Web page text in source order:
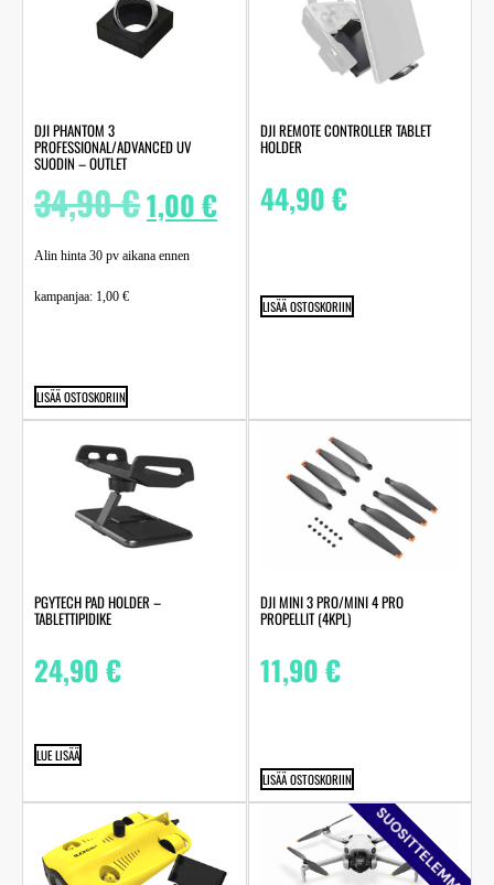
DJI PHANTOM 3
PROFESSIONAL/ADVANCED UV
SUODIN – OUTLET
34,90€1,00€
Alin hinta 30 pv aikana ennen
kampanjaa: 1,00 €
LISÄÄ OSTOSKORIIN
DJI REMOTE CONTROLLER TABLET
HOLDER
44,90€
LISÄÄ OSTOSKORIIN
PGYTECH PAD HOLDER –
TABLETTIPIDIKE
24,90€
LUE LISÄÄ
DJI MINI 3 PRO/MINI 4 PRO
PROPELLIT (4KPL)
11,90€
LISÄÄ OSTOSKORIIN
SUOSITTELEMME